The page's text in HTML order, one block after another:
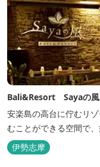
Bali&Resort Sayaの風
安楽島の高台に佇むリ
むことができる空間で
伊勢志摩